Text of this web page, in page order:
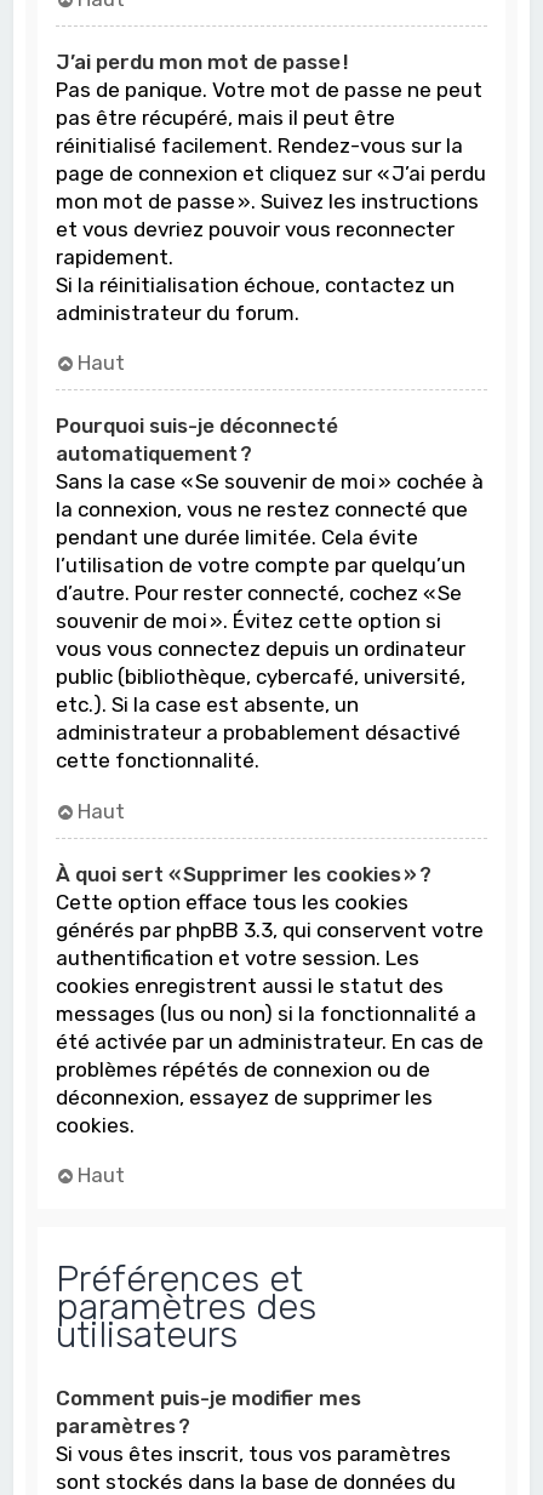
J’ai perdu mon mot de passe !
Pas de panique. Votre mot de passe ne peut
pas être récupéré, mais il peut être
réinitialisé facilement. Rendez-vous sur la
page de connexion et cliquez sur « J’ai perdu
mon mot de passe ». Suivez les instructions
et vous devriez pouvoir vous reconnecter
rapidement.
Si la réinitialisation échoue, contactez un
administrateur du forum.
Haut
Pourquoi suis-je déconnecté
automatiquement ?
Sans la case « Se souvenir de moi » cochée à
la connexion, vous ne restez connecté que
pendant une durée limitée. Cela évite
l’utilisation de votre compte par quelqu’un
d’autre. Pour rester connecté, cochez « Se
souvenir de moi ». Évitez cette option si
vous vous connectez depuis un ordinateur
public (bibliothèque, cybercafé, université,
etc.). Si la case est absente, un
administrateur a probablement désactivé
cette fonctionnalité.
Haut
À quoi sert « Supprimer les cookies » ?
Cette option efface tous les cookies
générés par phpBB 3.3, qui conservent votre
authentification et votre session. Les
cookies enregistrent aussi le statut des
messages (lus ou non) si la fonctionnalité a
été activée par un administrateur. En cas de
problèmes répétés de connexion ou de
déconnexion, essayez de supprimer les
cookies.
Haut
Préférences et
paramètres des
utilisateurs
Comment puis-je modifier mes
paramètres ?
Si vous êtes inscrit, tous vos paramètres
sont stockés dans la base de données du